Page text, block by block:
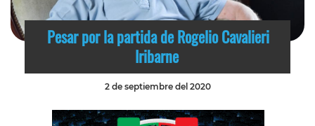
Pesar por la partida de Rogelio Cavalieri
Iribarne
2 de septiembre del 2020